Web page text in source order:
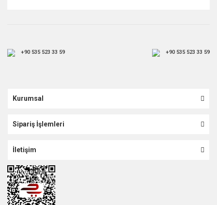
+90 535 523 33 59 +90 535 523 33 59
Kurumsal
Sipariş İşlemleri
İletişim